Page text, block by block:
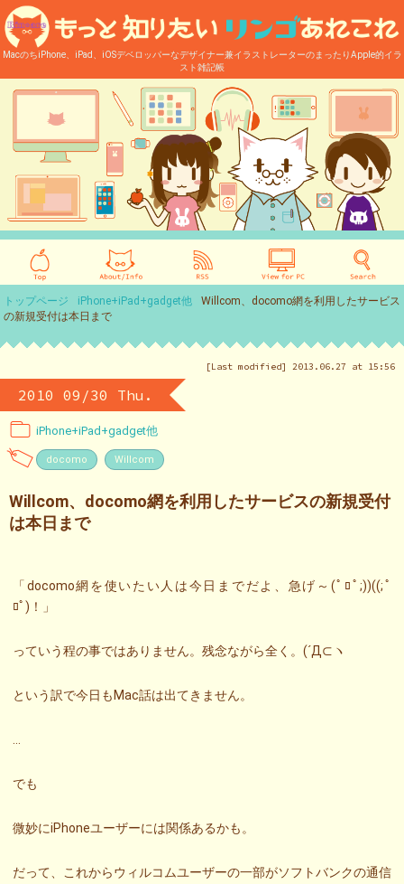
MacのちiPhone、iPad、iOSデベロッパーなデザイナー兼イラストレーターのまったりApple的イラ
スト雑記帳
トップページ iPhone+iPad+gadget他
Willcom、docomo網を利用したサービス
の新規受付は本日まで
[Last modified] 2013.06.27 at 15:56
2010 09/30 Thu.
iPhone+iPad+gadget他
docomo Willcom
Willcom、docomo網を利用したサービスの新規受付
は本日まで
「docomo網を使いたい人は今日までだよ、急げ～(ﾟﾛﾟ;))((;ﾟ
ﾛﾟ)！」
っていう程の事ではありません。残念ながら全く。(´Д⊂ヽ
という訳で今日もMac話は出てきません。
でも
微妙にiPhoneユーザーには関係あるかも。
だって、これからウィルコムユーザーの一部がソフトバンクの通信